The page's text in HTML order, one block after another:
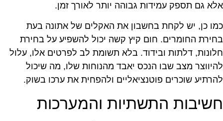
גם תספק עמידות גבוהה יותר לאורך זמן.
כן, יש לקחת בחשבון את האקלים של אתונה בעת
החומרים. חום קיץ קשה יכול להשפיע על בחירת
דלתות ובידוד. בלא תשומת לב לפרטים אלו, עלול
מצב שבו הנכס יאבד מהנוחות שלו, מה שיכול
שוכרים פוטנציאליים ולהפחית את ערכו בשוק.
התשתיות והמערכות